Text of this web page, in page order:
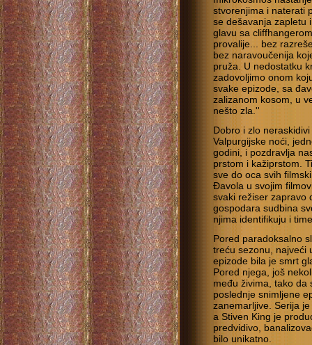
stvorenjima i naterati
se dešavanja zapletu
glavu sa
provalije... bez
bez naravoučenija
pruža. U nedostatku
zadovoljimo onom
svake epizode, sa
zalizanom kosom, u
nešto zla.''
Dobro i zlo
Valpurgijske noći,
godini, i pozdravlja
prstom i kažiprstom.
sve do oca svih
Đavola u svojim
svaki režiser zapravo
gospodara sudbina
njima identifikuju i
Pored paradoksalno
treću sezonu, najveći
epizode bila je smrt
Pored njega, još
među živima, tako da
poslednje snimljene
zanemarljive. Serija
a Stiven King je
predvidivo,
bilo unikatno.